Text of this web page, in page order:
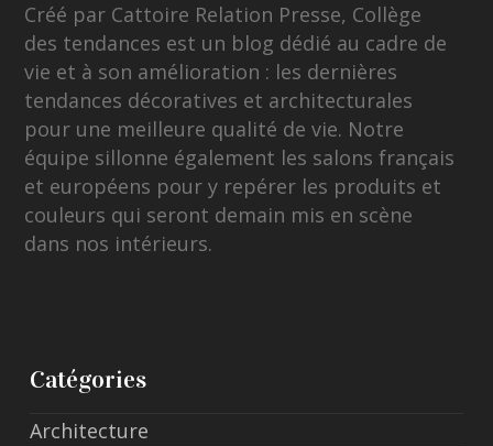
Créé par Cattoire Relation Presse, Collège
des tendances est un blog dédié au cadre de
vie et à son amélioration : les dernières
tendances décoratives et architecturales
pour une meilleure qualité de vie. Notre
équipe sillonne également les salons français
et européens pour y repérer les produits et
couleurs qui seront demain mis en scène
dans nos intérieurs.
Catégories
Architecture